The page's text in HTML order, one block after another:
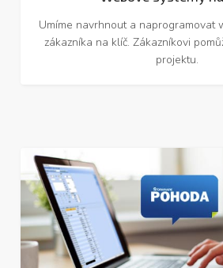
Umíme navrhnout a naprogramovat
zákazníka na klíč. Zákazníkovi
projektu.